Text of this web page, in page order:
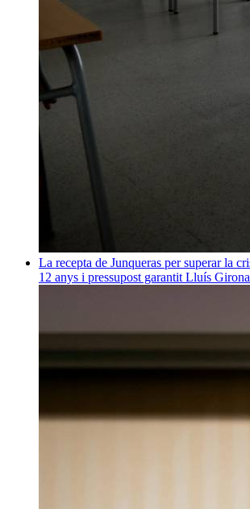
La recepta de Junqueras per superar la
12 anys i pressupost garantit Lluís